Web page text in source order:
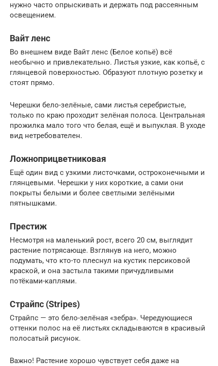
нужно часто опрыскивать и держать под рассеянным
освещением.
Вайт ленс
Во внешнем виде Вайт ленс (Белое копьё) всё
необычно и привлекательно. Листья узкие, как копьё, с
глянцевой поверхностью. Образуют плотную розетку и
стоят прямо.
Черешки бело-зелёные, сами листья серебристые,
только по краю проходит зелёная полоса. Центральная
прожилка мало того что белая, ещё и выпуклая. В уходе
вид нетребователен.
Ложноприцветниковая
Ещё один вид с узкими листочками, остроконечными и
глянцевыми. Черешки у них короткие, а сами они
покрыты белыми и более светлыми зелёными
пятнышками.
Престиж
Несмотря на маленький рост, всего 20 см, выглядит
растение потрясающе. Взглянув на него, можно
подумать, что кто-то плеснул на кустик персиковой
краской, и она застыла такими причудливыми
потёками-каплями.
Страйпс (Stripes)
Страйпс — это бело-зелёная «зебра». Чередующиеся
оттенки полос на её листьях складываются в красивый
полосатый рисунок.
Важно! Растение хорошо чувствует себя даже на